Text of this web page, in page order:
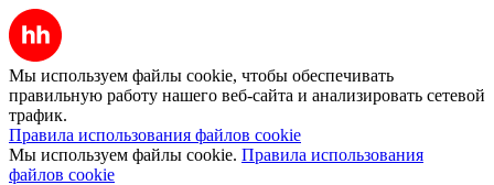
Мы используем файлы cookie, чтобы обеспечивать
правильную работу нашего веб-сайта и анализировать сетевой
трафик.
Правила использования файлов cookie
Мы используем файлы cookie. Правила использования
файлов cookie